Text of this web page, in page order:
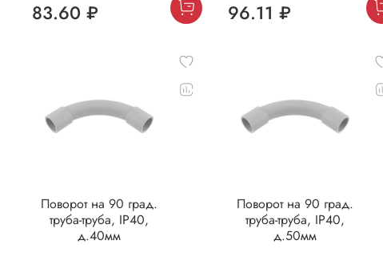
83.60 ₽ 96.11 ₽
Поворот на 90 град.
труба-труба, IP40,
д.40мм
Поворот на 90 град.
труба-труба, IP40,
д.50мм